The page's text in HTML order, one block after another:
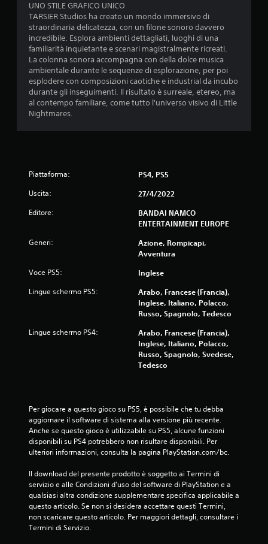
UNO STILE GRAFICO UNICO
TARSIER Studios ha creato un mondo immersivo di
straordinaria delicatezza, con un filone sonoro davvero
incredibile. Esplora ambienti dettagliati, luoghi di una
familiarità inquietante e scenari magistralmente ricreati.
La colonna sonora accompagna con della dolce musica
ambientale durante le sequenze di esplorazione, per poi
esplodere con composizioni caotiche e industrial da incubo
durante gli inseguimenti. Il risultato è surreale, etereo, ma
al contempo familiare, come tutto l'universo visivo di Little
Nightmares.
Piattaforma: PS4, PS5
Uscita: 27/4/2022
Editore:
BANDAI NAMCO
ENTERTAINMENT EUROPE
Generi:
Azione, Rompicapi,
Avventura
Voce PS5: Inglese
Lingue schermo PS5:
Arabo, Francese (Francia),
Inglese, Italiano, Polacco,
Russo, Spagnolo, Tedesco
Lingue schermo PS4:
Arabo, Francese (Francia),
Inglese, Italiano, Polacco,
Russo, Spagnolo, Svedese,
Tedesco
Per giocare a questo gioco su PS5, è possibile che tu debba
aggiornare il software di sistema alla versione più recente.
Anche se questo gioco è utilizzabile su PS5, alcune funzioni
disponibili su PS4 potrebbero non risultare disponibili. Per
ulteriori informazioni, consulta la pagina PlayStation.com/bc.
Il download del presente prodotto è soggetto ai Termini di
servizio e alle Condizioni d'uso del software di PlayStation e a
qualsiasi altra condizione supplementare specifica applicabile a
questo articolo. Se non si desidera accettare questi Termini,
non scaricare questo articolo. Per maggiori dettagli, consultare i
Termini di Servizio.